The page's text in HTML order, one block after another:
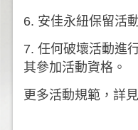
6. 安佳永紐保留活
7. 任何破壞活動進
其參加活動資格。
更多活動規範，詳見